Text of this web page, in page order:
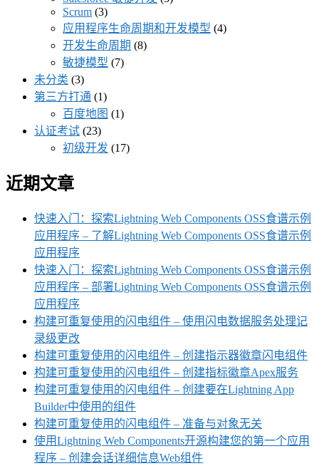
Scrum (3)
应用程序生命周期和开发模型 (4)
开发生命周期 (8)
敏捷模型 (7)
未分类 (3)
第三方打通 (1)
百度地图 (1)
认证考试 (23)
初级开发 (17)
近期文章
快速入门：探索Lightning Web Components OSS食谱示例
应用程序 – 了解Lightning Web Components OSS食谱示例
应用程序
快速入门：探索Lightning Web Components OSS食谱示例
应用程序 – 部署Lightning Web Components OSS食谱示例
应用程序
构建可重复使用的闪电组件 – 使用闪电数据服务处理记
录级更改
构建可重复使用的闪电组件 – 创建指示器徽章闪电组件
构建可重复使用的闪电组件 – 创建指标徽章Apex服务
构建可重复使用的闪电组件 – 创建要在Lightning App
Builder中使用的组件
构建可重复使用的闪电组件 – 准备与对象无关
使用Lightning Web Components开源构建您的第一个应用
程序 – 创建会话详细信息Web组件